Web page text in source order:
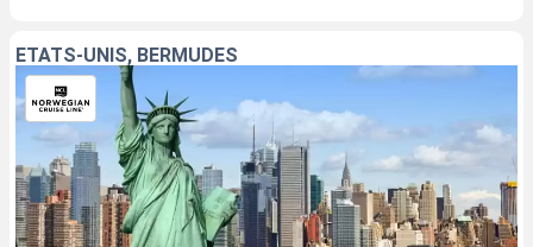
ÉTATS-UNIS, BERMUDES